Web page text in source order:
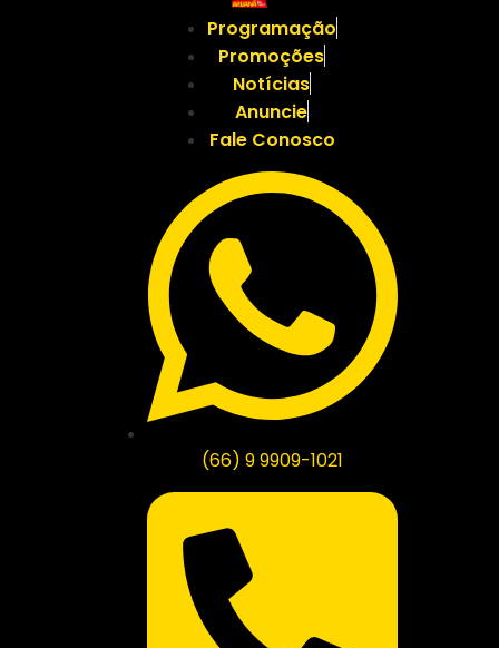
Programação
Promoções
Notícias
Anuncie
Fale Conosco
(66) 9 9909-1021